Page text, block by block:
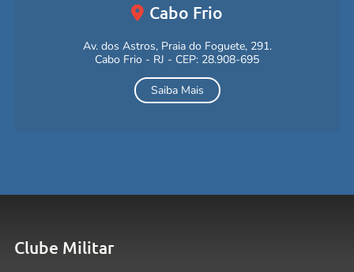
Cabo Frio
Av. dos Astros, Praia do Foguete, 291.
Cabo Frio - RJ - CEP: 28.908-695
Saiba Mais
Clube Militar